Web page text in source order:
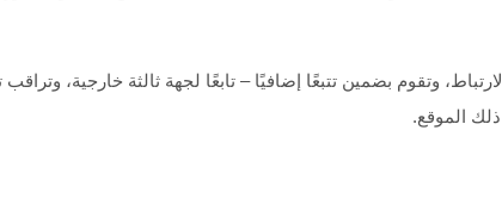
وتقوم بضمين تتبعًا إضافيًا – تابعًا لجهة ثالثة خارجية،
الموقع.